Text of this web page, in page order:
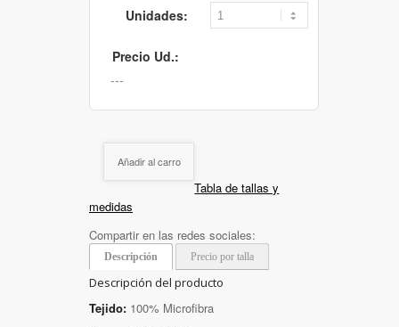
Unidades:
Precio Ud.:
Añadir al carro
Tabla de tallas y
medidas
Compartir en las redes sociales:
Descripción Precio por talla
Descripción del producto
Tejido: 100% Microfibra